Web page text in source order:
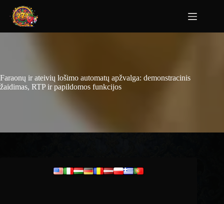
Faraonų ir ateivių lošimo automatų apžvalga: demonstracinis
žaidimas, RTP ir papildomos funkcijos